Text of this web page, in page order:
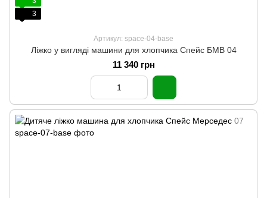
3
Артикул: space-04-base
Ліжко у вигляді машини для хлопчика Спейс БМВ 04
11 340 грн